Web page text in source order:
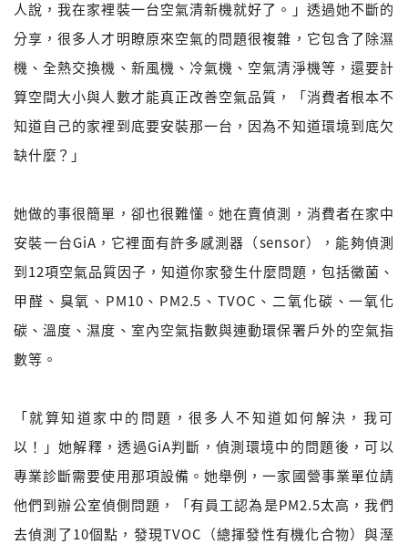
人說，我在家裡裝一台空氣清新機就好了。」透過她不斷的
分享，很多人才明瞭原來空氣的問題很複雜，它包含了除濕
機、全熱交換機、新風機、冷氣機、空氣清淨機等，還要計
算空間大小與人數才能真正改善空氣品質，「消費者根本不
知道自己的家裡到底要安裝那一台，因為不知道環境到底欠
缺什麼？」
她做的事很簡單，卻也很難懂。她在賣偵測，消費者在家中
安裝一台GiA，它裡面有許多感測器（sensor），能夠偵測
到12項空氣品質因子，知道你家發生什麼問題，包括黴菌、
甲醛、臭氧、PM10、PM2.5、TVOC、二氧化碳、一氧化
碳、溫度、濕度、室內空氣指數與連動環保署戶外的空氣指
數等。
「就算知道家中的問題，很多人不知道如何解決，我可
以！」她解釋，透過GiA判斷，偵測環境中的問題後，可以
專業診斷需要使用那項設備。她舉例，一家國營事業單位請
他們到辦公室偵側問題，「有員工認為是PM2.5太高，我們
去偵測了10個點，發現TVOC（總揮發性有機化合物）與溼